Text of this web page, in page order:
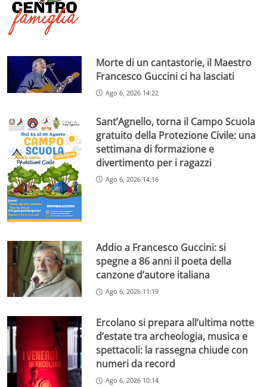
Morte di un cantastorie, il Maestro
Francesco Guccini ci ha lasciati
Ago 6, 2026 14:22
Sant’Agnello, torna il Campo Scuola
gratuito della Protezione Civile: una
settimana di formazione e
divertimento per i ragazzi
Ago 6, 2026 14:16
Addio a Francesco Guccini: si
spegne a 86 anni il poeta della
canzone d’autore italiana
Ago 6, 2026 11:19
Ercolano si prepara all’ultima notte
d’estate tra archeologia, musica e
spettacoli: la rassegna chiude con
numeri da record
Ago 6, 2026 10:14